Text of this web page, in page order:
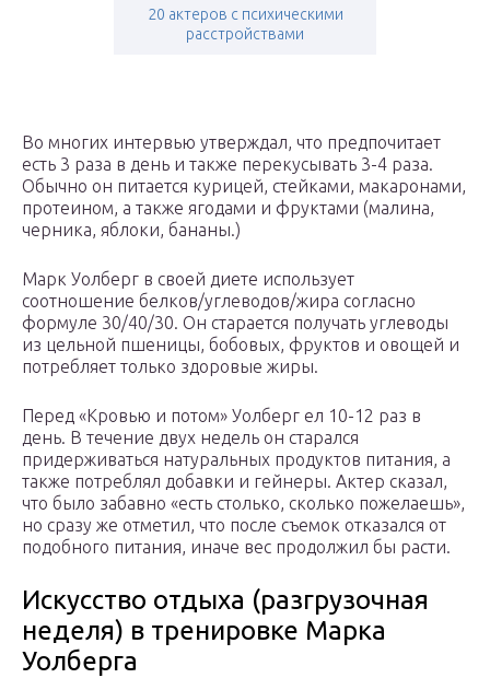
20 актеров с психическими
расстройствами
Во многих интервью утверждал, что предпочитает
есть 3 раза в день и также перекусывать 3-4 раза.
Обычно он питается курицей, стейками, макаронами,
протеином, а также ягодами и фруктами (малина,
черника, яблоки, бананы.)
Марк Уолберг в своей диете использует
соотношение белков/углеводов/жира согласно
формуле 30/40/30. Он старается получать углеводы
из цельной пшеницы, бобовых, фруктов и овощей и
потребляет только здоровые жиры.
Перед «Кровью и потом» Уолберг ел 10-12 раз в
день. В течение двух недель он старался
придерживаться натуральных продуктов питания, а
также потреблял добавки и гейнеры. Актер сказал,
что было забавно «есть столько, сколько пожелаешь»,
но сразу же отметил, что после съемок отказался от
подобного питания, иначе вес продолжил бы расти.
Искусство отдыха (разгрузочная
неделя) в тренировке Марка
Уолберга